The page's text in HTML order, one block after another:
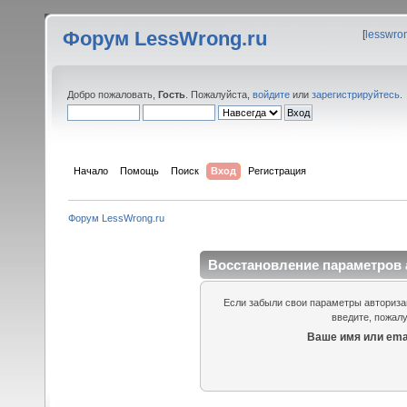
Форум LessWrong.ru [
Добро пожаловать, Гость . Пожалуйста, войдите или зарегистрируйтесь
Начало Помощь Поиск Вход Регистрация
Форум LessWrong.ru
Восстановление параметров
Если забыли свои параметры
введите,
Ваше имя или